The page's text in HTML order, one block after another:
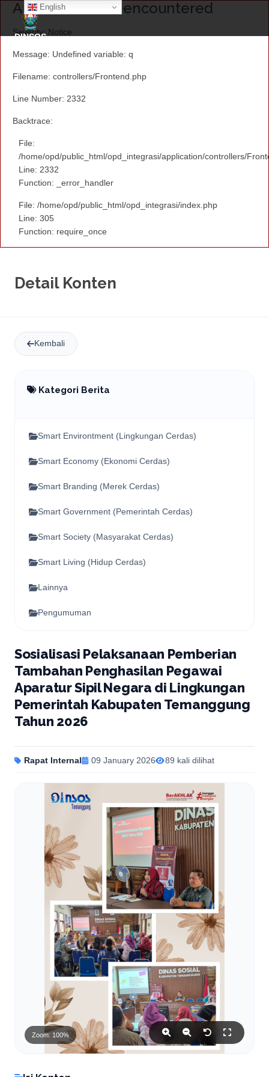
A PHP Error was encountered
Severity: Notice
Message: Undefined variable: q
Filename: controllers/Frontend.php
Line Number: 2332
Backtrace:
File:
/home/opd/public_html/opd_integrasi/application/controllers/
Line: 2332
Function: _error_handler
File: /home/opd/public_html/opd_integrasi/index.php
Line: 305
Function: require_once
English
DINSOS
Detail Konten
Kembali
Kategori Berita
Smart Environtment (Lingkungan Cerdas)
Smart Economy (Ekonomi Cerdas)
Smart Branding (Merek Cerdas)
Smart Government (Pemerintah Cerdas)
Smart Society (Masyarakat Cerdas)
Smart Living (Hidup Cerdas)
Lainnya
Pengumuman
Sosialisasi Pelaksanaan Pemberian
Tambahan Penghasilan Pegawai
Aparatur Sipil Negara di Lingkungan
Pemerintah Kabupaten Temanggung
Tahun 2026
Rapat Internal 09 January 2026 89 kali dilihat
Zoom: 100%